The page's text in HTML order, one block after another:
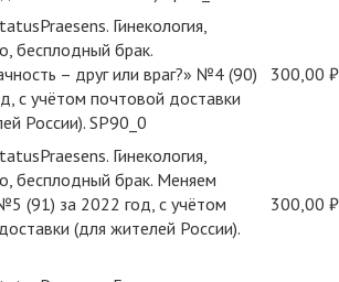
Гинекология,
бесплодный брак.
– друг или враг?» №4 (90)
с учётом почтовой доставки
России). SP90_0
300,00 ₽
Гинекология,
бесплодный брак. Меняем
(91) за 2022 год, с учётом
(для жителей России).
300,00 ₽